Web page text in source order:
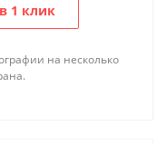
1 клик
на несколько